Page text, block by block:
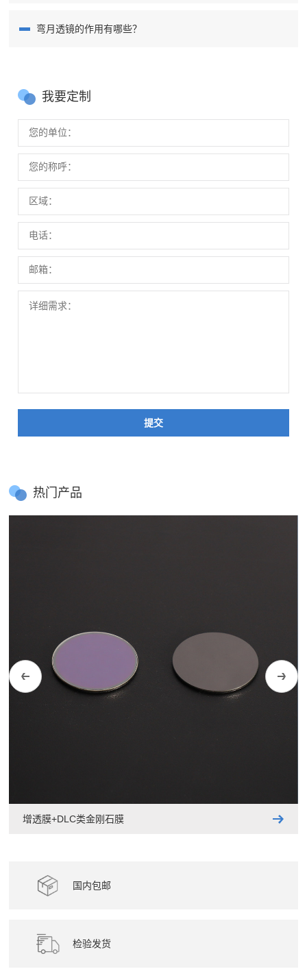
弯月透镜的作用有哪些？
我要定制
提交
热门产品
增透膜+DLC类金刚石膜
国内包邮
检验发货